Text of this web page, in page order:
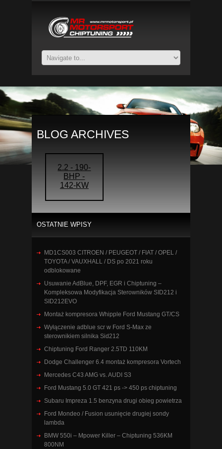
BLOG ARCHIVES
2.2 - 190-
BHP -
142-KW
OSTATNIE WPISY
MD1CS003 CITROEN / PEUGEOT / FIAT / OPEL /
TOYOTA / VAUXHALL / DS po 2021 roku
odblokowane
Usuwanie AdBlue, DPF, EGR i Chiptuning –
Kompleksowa Modyfikacja Sterowników SID212 i
SID212EVO
Montaż kompresora Whipple Ford Mustang GT/CS
Wyłączenie adblue scr w Ford S-Max ze
sterownikiem silnika Sid212
Chiptuning Ford Ranger 2.5TD 110KM
Dodge Challenger 6.4 montaż kompresora Vortech
Mercedes C43 AMG vs. AUDI S3
Ford Mustang 5.0 GT 421 ps -> 450 ps chiptuning
Subaru Impreza 1.5 benzyna drugi obieg powietrza
Ford Mondeo / Fusion usunięcie drugiej sondy
lambda
BMW 550i – Mpower Killer – Chiptuning 536KM
800NM